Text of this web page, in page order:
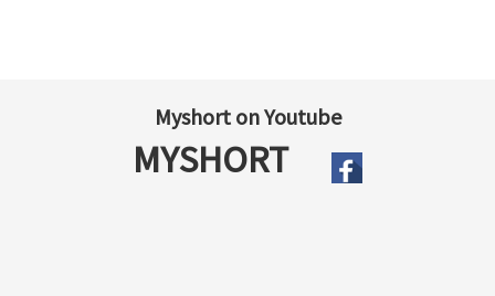
Myshort on Youtube
MYSHORT